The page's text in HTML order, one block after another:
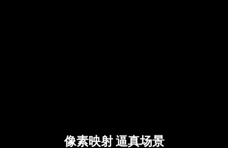
像素映射 逼真场景